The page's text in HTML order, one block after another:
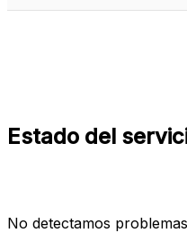
Estado del
No detectamos problemas